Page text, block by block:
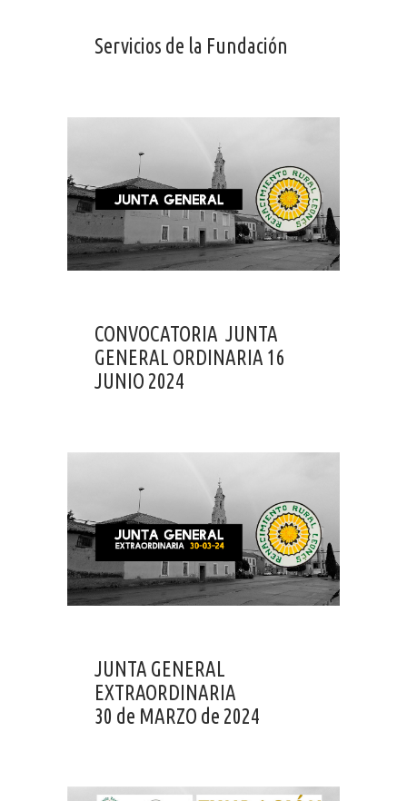
Servicios de la Fundación
CONVOCATORIA JUNTA
GENERAL ORDINARIA 16
JUNIO 2024
JUNTA GENERAL
EXTRAORDINARIA
30 de MARZO de 2024